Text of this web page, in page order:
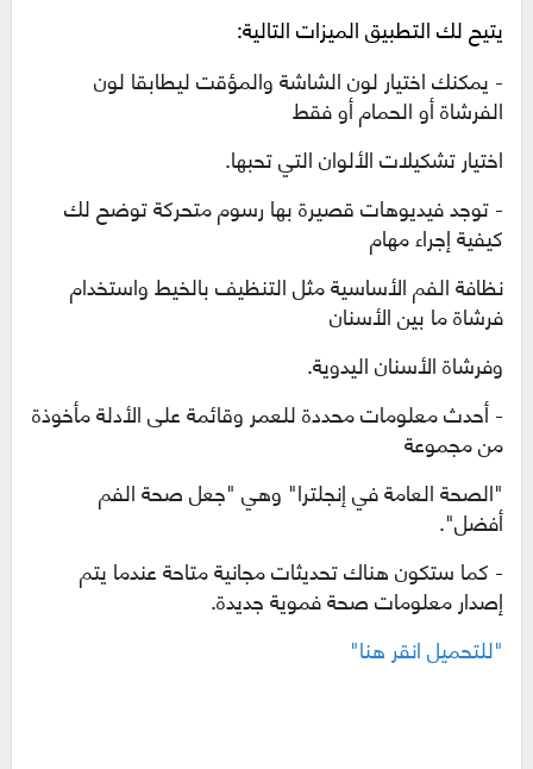
يتيح لك التطبيق الميزات التالية:
- يمكنك اختيار لون الشاشة والمؤقت ليطابقا لون
الفرشاة أو الحمام أو فقط
اختيار تشكيلات الألوان التي تحبها.
- توجد فيديوهات قصيرة بها رسوم متحركة توضح لك
كيفية إجراء مهام
نظافة الفم الأساسية مثل التنظيف بالخيط واستخدام
فرشاة ما بين الأسنان
وفرشاة الأسنان اليدوية.
- أحدث معلومات محددة للعمر وقائمة على الأدلة مأخوذة
من مجموعة
"الصحة العامة في إنجلترا" وهي "جعل صحة الفم
أفضل".
- كما ستكون هناك تحديثات مجانية متاحة عندما يتم
إصدار معلومات صحة فموية جديدة.
"للتحميل انقر هنا"